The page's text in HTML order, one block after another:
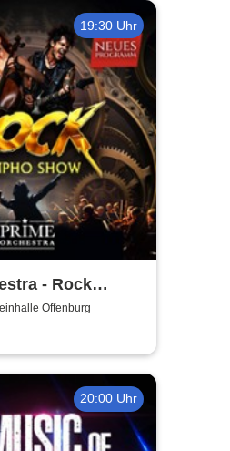
19:30 Uhr
- Rock
Offenburg
20:00 Uhr